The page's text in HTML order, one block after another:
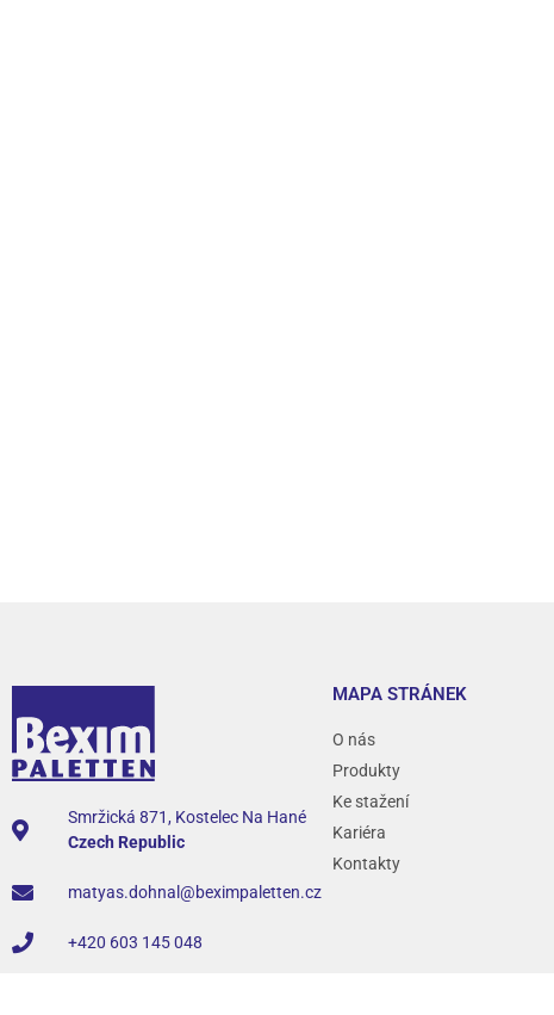
Smržická 871, Kostelec Na Hané
Czech Republic
matyas.dohnal@beximpaletten.cz
+420 603 145 048
MAPA STRÁNEK
O nás
Produkty
Ke stažení
Kariéra
Kontakty